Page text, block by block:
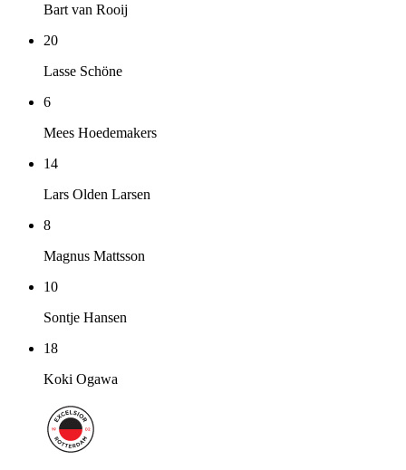
Bart van Rooij
20
Lasse Schöne
6
Mees Hoedemakers
14
Lars Olden Larsen
8
Magnus Mattsson
10
Sontje Hansen
18
Koki Ogawa